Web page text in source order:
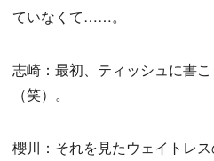
ていなくて……。
志崎：最初、ティッシュに書
（笑）。
櫻川：それを見たウェイトレ